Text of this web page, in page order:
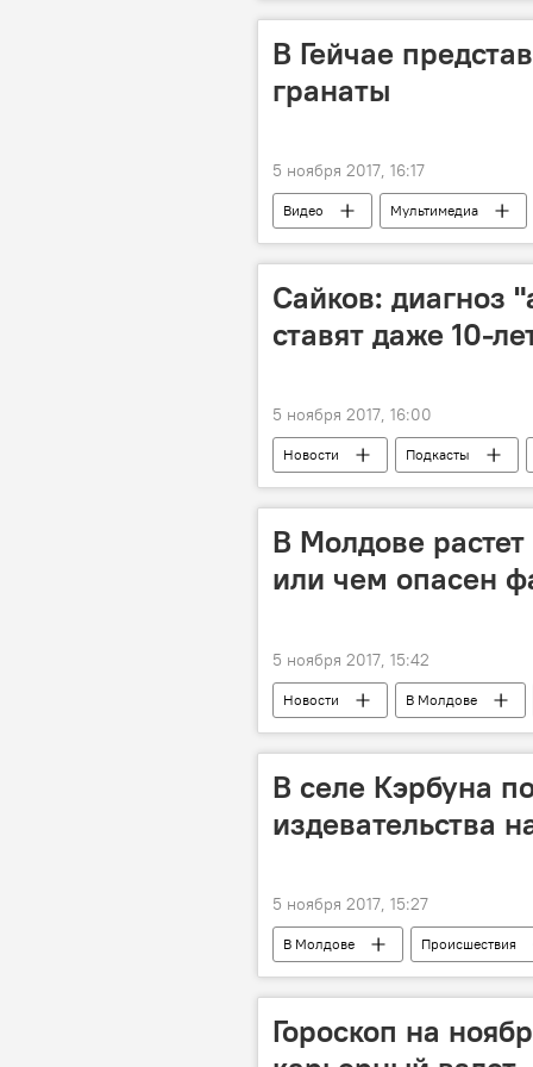
В Гейчае
гранаты
5 ноября 2017, 16:17
Видео Мультимедиа
Сайков: диагноз
ставят даже 10-
5 ноября 2017, 16:00
Новости Подкасты
Беларусь
Минск
В Молдове растет
или чем опасен
5 ноября 2017, 15:42
Новости В Молдове
Луминица Сувейкэ
Центр
сердечно-
В селе Кэрбуна
издевательства
5 ноября 2017, 15:27
В Молдове Происшествия
преступление
Видео
Гороскоп на